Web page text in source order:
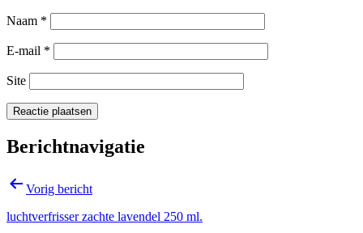
Naam *
E-mail *
Site
Berichtnavigatie
Vorig bericht
luchtverfrisser zachte lavendel 250 ml.